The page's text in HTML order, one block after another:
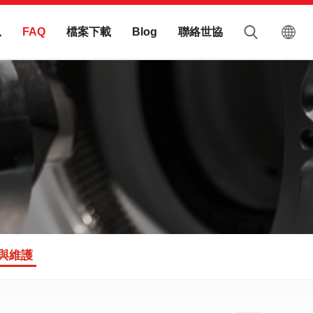
FAQ 檔案下載 Blog 聯絡世協
維護